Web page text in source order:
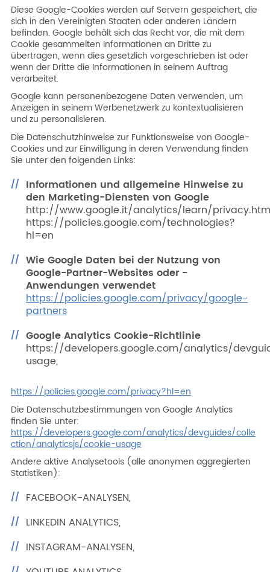
Diese Google-Cookies werden auf Servern gespeichert, die
sich in den Vereinigten Staaten oder anderen Ländern
befinden. Google behält sich das Recht vor, die mit dem
Cookie gesammelten Informationen an Dritte zu
übertragen, wenn dies gesetzlich vorgeschrieben ist oder
wenn der Dritte die Informationen in seinem Auftrag
verarbeitet.
Google kann personenbezogene Daten verwenden, um
Anzeigen in seinem Werbenetzwerk zu kontextualisieren
und zu personalisieren.
Die Datenschutzhinweise zur Funktionsweise von Google-
Cookies und zur Einwilligung in deren Verwendung finden
Sie unter den folgenden Links:
Informationen und allgemeine Hinweise zu
den Marketing-Diensten von Google
http://www.google.it/analytics/learn/
https://policies.google.com/technologies?
hl=en
Wie Google Daten bei der Nutzung von
Google-Partner-Websites oder -
Anwendungen verwendet
https://policies.google.com/privacy/google-
partners
Google Analytics Cookie-Richtlinie
https://developers.google.com/analytics/
usage,
https://policies.google.com/privacy?hl=en
Die Datenschutzbestimmungen von Google Analytics
finden Sie unter:
https://developers.google.com/analytics/devguides/colle
ction/analyticsjs/cookie-usage
Andere aktive Analysetools (alle anonymen aggregierten
Statistiken):
FACEBOOK-ANALYSEN,
LINKEDIN ANALYTICS,
INSTAGRAM-ANALYSEN,